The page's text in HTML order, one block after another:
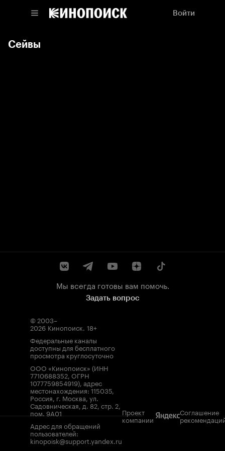
Войти
Сейвы
Мы всегда готовы вам помочь.
Задать вопрос
© 2003–
2026 Кинопоиск. 18+
Федеральные каналы
доступны для бесплатного
просмотра круглосуточно
ООО «Кинопоиск» (ИНН
7710688352, ОГРН
1077759854919), адрес
местонахождения: 115035,
Россия, г. Москва, ул.
Садовническая, д. 82, стр. 2,
пом. 9А01
Адрес для обращений
пользователей:
kinopoisk@support.yandex.ru
Проект
компании
Соглашение